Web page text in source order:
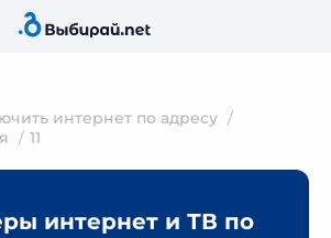
интернет по адресу
11
интернет и ТВ по